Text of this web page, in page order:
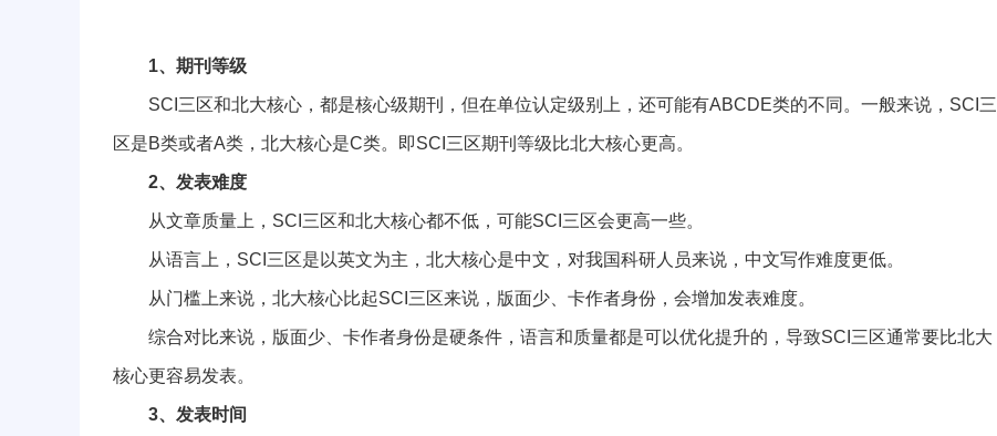
1、期刊等级
SCI三区和北大核心，都是核心级期刊，但在单位认定级别上，还可能有ABCDE类的不同。一般来说，SCI三
区是B类或者A类，北大核心是C类。即SCI三区期刊等级比北大核心更高。
2、发表难度
从文章质量上，SCI三区和北大核心都不低，可能SCI三区会更高一些。
从语言上，SCI三区是以英文为主，北大核心是中文，对我国科研人员来说，中文写作难度更低。
从门槛上来说，北大核心比起SCI三区来说，版面少、卡作者身份，会增加发表难度。
综合对比来说，版面少、卡作者身份是硬条件，语言和质量都是可以优化提升的，导致SCI三区通常要比北大
核心更容易发表。
3、发表时间